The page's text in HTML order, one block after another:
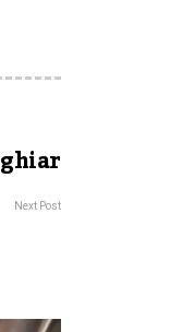
Next Post